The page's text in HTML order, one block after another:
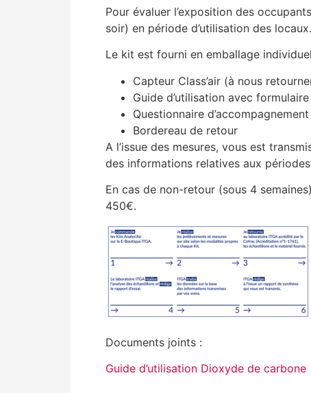
Pour évaluer l’exposition des
soir) en période d’utilisation des locaux.
Le kit est fourni en emballage
Capteur Class’air (à nous
Guide d’utilisation avec
Questionnaire
Bordereau de retour
A l’issue des mesures, vous est
des informations relatives aux
En cas de non-retour (sous 4
450€.
Documents joints :
Guide d’utilisation Dioxyde de carbone